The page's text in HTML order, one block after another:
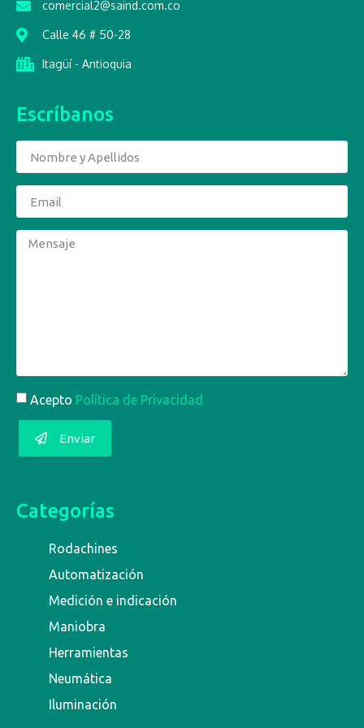
comercial2@saind.com.co
Calle 46 # 50-28
Itagüí - Antioquia
Escríbanos
Acepto Política de Privacidad
Enviar
Categorías
Rodachines
Automatización
Medición e indicación
Maniobra
Herramientas
Neumática
Iluminación